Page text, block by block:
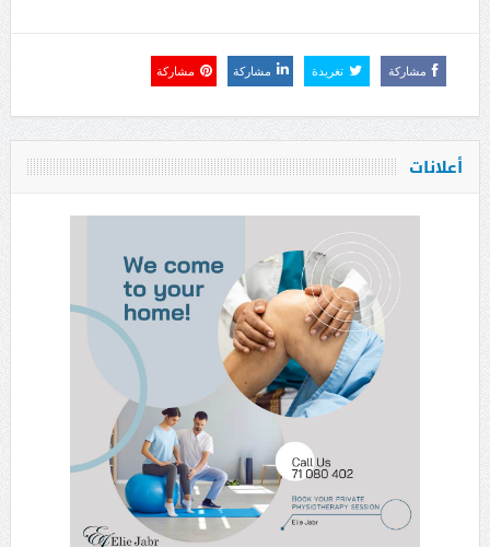
مشاركة تغريدة مشاركة مشاركة
أعلانات